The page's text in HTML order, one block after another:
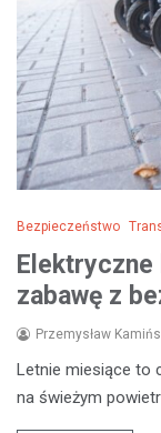
Bezpieczeństwo
Elektryczne
zabawę z
Przemysław
Letnie miesiące to
na świeżym